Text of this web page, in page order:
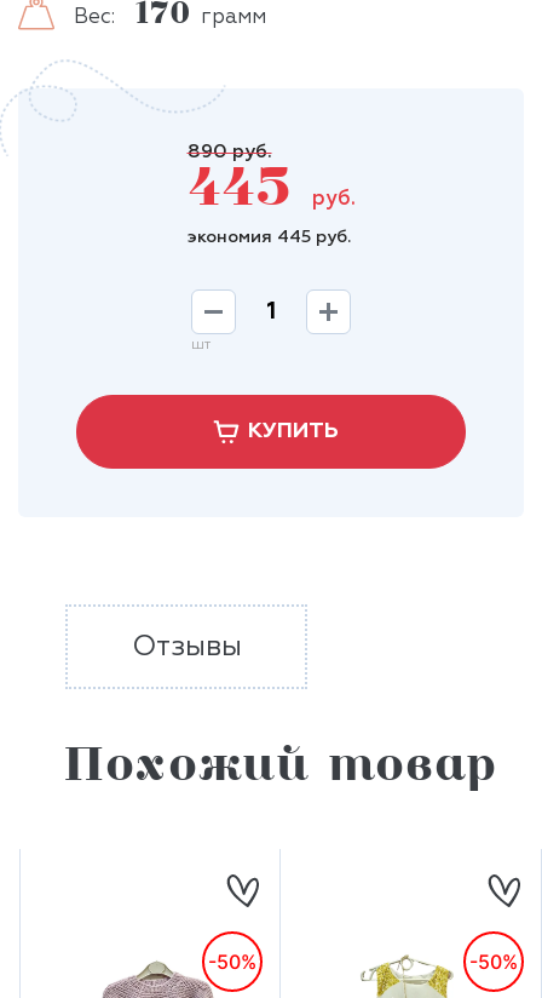
Вес: 170 грамм
890 руб.
445 руб.
экономия 445 руб.
шт
КУПИТЬ
Отзывы
Похожий товар
-50% -50%